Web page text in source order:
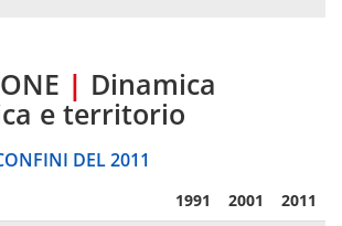
| Dinamica
e territorio
DEL 2011
1991 2001 2011